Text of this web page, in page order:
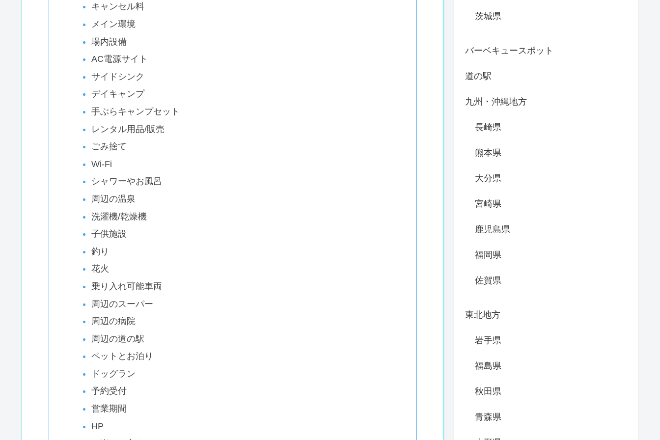
キャンセル料
メイン環境
場内設備
AC電源サイト
サイドシンク
デイキャンプ
手ぶらキャンプセット
レンタル用品/販売
ごみ捨て
Wi-Fi
シャワーやお風呂
周辺の温泉
洗濯機/乾燥機
子供施設
釣り
花火
乗り入れ可能車両
周辺のスーパー
周辺の病院
周辺の道の駅
ペットとお泊り
ドッグラン
予約受付
営業期間
HP
茨城県
バーベキュースポット
道の駅
九州・沖縄地方
長崎県
熊本県
大分県
宮崎県
鹿児島県
福岡県
佐賀県
東北地方
岩手県
福島県
秋田県
青森県